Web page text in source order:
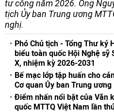
tư công năm 2026. Ông
tịch Ủy ban Trung ương
nghị.
Phó Chủ tịch - Tổng Thư ký
biểu toàn quốc Hội Nghệ sỹ
X, nhiệm kỳ 2026-2031
Bế mạc lớp tập huấn cho
Cơ quan Ủy ban Trung
Điểm nhấn nổi bật của Văn
quốc MTTQ Việt Nam lần